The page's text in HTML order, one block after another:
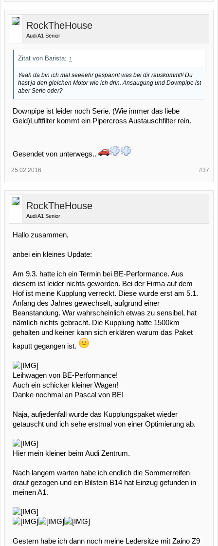
RockTheHouse
Audi A1 Senior
Zitat von Barista: ↑
Yeah da bin ich mal seeeehr gespannt was bei dir rauskommt!! Du
hast ja den gleichen Motor wie ich drin. Ansaugung und Downpipe ist
aber Serie oder?
Downpipe ist leider noch Serie. (Wie immer das liebe
Geld)Luftfilter kommt ein Pipercross Austauschfilter rein.
Gesendet von unterwegs..
#37
25.02.2016
RockTheHouse
Audi A1 Senior
Hallo zusammen,
anbei ein kleines Update:
Am 9.3. hatte ich ein Termin bei BE-Performance. Aus
diesem ist leider nichts geworden. Bei der Firma auf dem
Hof ist meine Kupplung verreckt. Diese wurde erst am 5.1.
Anfang des Jahres gewechselt, aufgrund einer
Beanstandung. War wahrscheinlich etwas zu sensibel, hat
nämlich nichts gebracht. Die Kupplung hatte 1500km
gehalten und keiner kann sich erklären warum das Paket
kaputt gegangen ist.
Leihwagen von BE-Performance!
Auch ein schicker kleiner Wagen!
Danke nochmal an Pascal von BE!
Naja, aufjedenfall wurde das Kupplungspaket wieder
getauscht und ich sehe erstmal von einer Optimierung ab.
Hier mein kleiner beim Audi Zentrum.
Nach langem warten habe ich endlich die Sommerreifen
drauf gezogen und ein Bilstein B14 hat Einzug gefunden in
meinen A1.
Gestern habe ich dann noch meine Ledersitze mit Zaino Z9